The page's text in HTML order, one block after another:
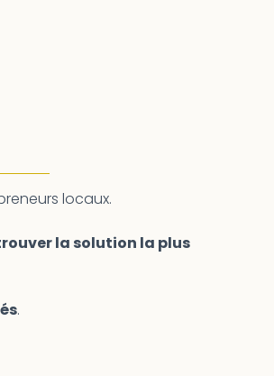
locaux.
la solution la plus
.